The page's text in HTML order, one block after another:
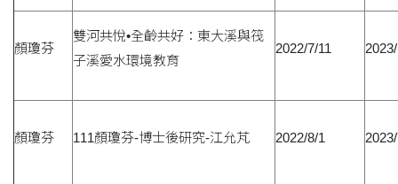
顏瓊芬
雙河共悅•全齡共好：東大溪與筏
子溪愛水環境教育
2022/7/11
顏瓊芬 111顏瓊芬-博士後研究-江允芃 2022/8/1